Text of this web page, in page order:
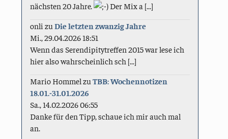
nächsten 20 Jahre.
Der Mix a [...]
onli zuDie letzten zwanzig Jahre
Mi., 29.04.2026 18:51
Wenn das Serendipitytreffen 2015 war lese ich
hier also wahrscheinlich sch [...]
Mario Hommel zuTBB: Wochennotizen
18.01.-31.01.2026
Sa., 14.02.2026 06:55
Danke für den Tipp, schaue ich mir auch mal
an.